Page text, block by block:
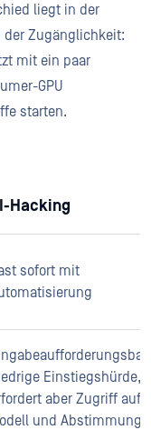
liegt in der
der Zugänglichkeit:
mit ein paar
GPU
starten.
Hacking
sofort mit
Einstiegshürde,
aber Zugriff auf
und Abstimmung